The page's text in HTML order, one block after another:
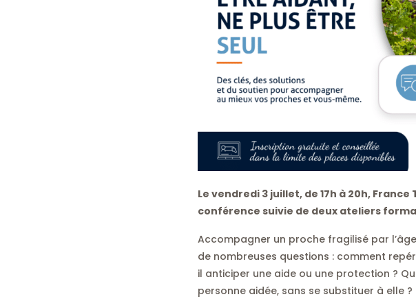
Le vendredi 3 juillet, de 17h à 20h,
conférence suivie de deux ateliers
Accompagner un proche fragilisé par
de nombreuses questions : comment
il anticiper une aide ou une protection ?
personne aidée, sans se substituer à elle